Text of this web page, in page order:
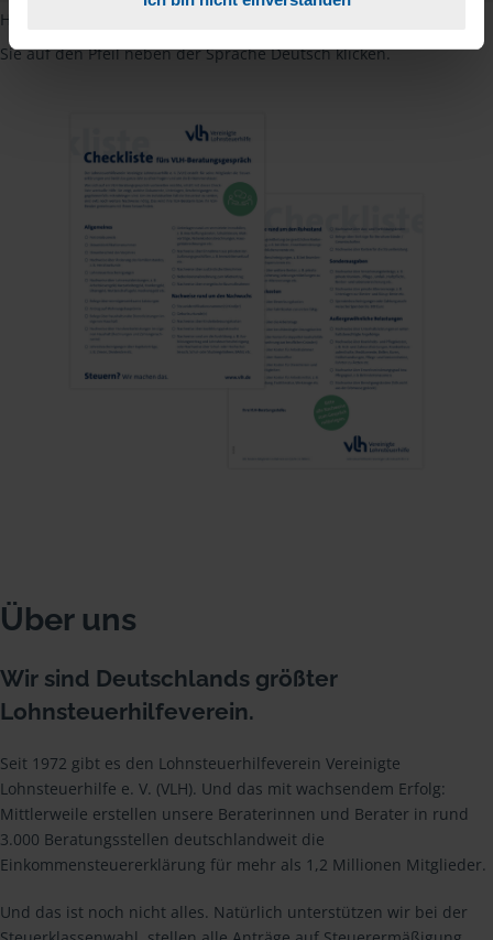
Hinweis: Übersetzungen in mehreren Sprachen finden Sie, wenn
Sie auf den Pfeil neben der Sprache Deutsch klicken.
Über uns
Wir sind Deutschlands größter
Lohnsteuerhilfeverein.
Seit 1972 gibt es den Lohnsteuerhilfeverein Vereinigte
Lohnsteuerhilfe e. V. (VLH). Und das mit wachsendem Erfolg:
Mittlerweile erstellen unsere Beraterinnen und Berater in rund
3.000 Beratungsstellen deutschlandweit die
Einkommensteuererklärung für mehr als 1,2 Millionen Mitglieder.
Und das ist noch nicht alles. Natürlich unterstützen wir bei der